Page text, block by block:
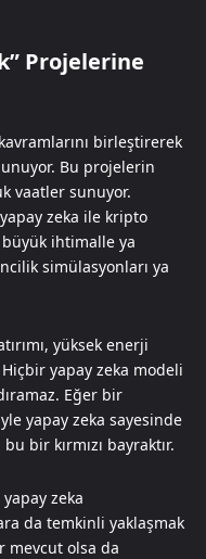
Projelerine
birleştirerek
Bu projelerin
vaatler sunuyor.
zeka ile kripto
büyük ihtimalle ya
simülasyonları ya
yüksek enerji
yapay zeka modeli
Eğer bir
yapay zeka sayesinde
bir kırmızı bayraktır.
zeka
da temkinli yaklaşmak
mevcut olsa da